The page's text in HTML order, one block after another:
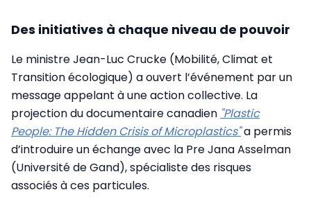
Des initiatives à chaque niveau de pouvoir
Le ministre Jean-Luc Crucke (Mobilité, Climat et
Transition écologique) a ouvert l’événement par un
message appelant à une action collective. La
projection du documentaire canadien "Plastic
People: The Hidden Crisis of Microplastics"a permis
d’introduire un échange avec la Pre Jana Asselman
(Université de Gand), spécialiste des risques
associés à ces particules.